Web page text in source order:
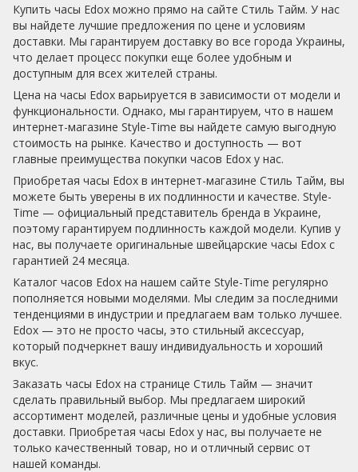
Купить часы Edox можно прямо на сайте Стиль Тайм. У нас
вы найдете лучшие предложения по цене и условиям
доставки. Мы гарантируем доставку во все города Украины,
что делает процесс покупки еще более удобным и
доступным для всех жителей страны.
Цена на часы Edox варьируется в зависимости от модели и
функциональности. Однако, мы гарантируем, что в нашем
интернет-магазине Style-Time вы найдете самую выгодную
стоимость на рынке. Качество и доступность — вот
главные преимущества покупки часов Edox у нас.
Приобретая часы Edox в интернет-магазине Стиль Тайм, вы
можете быть уверены в их подлинности и качестве. Style-
Time — официальный представитель бренда в Украине,
поэтому гарантируем подлинность каждой модели. Купив у
нас, вы получаете оригинальные швейцарские часы Edox с
гарантией 24 месяца.
Каталог часов Edox на нашем сайте Style-Time регулярно
пополняется новыми моделями. Мы следим за последними
тенденциями в индустрии и предлагаем вам только лучшее.
Edox — это не просто часы, это стильный аксессуар,
который подчеркнет вашу индивидуальность и хороший
вкус.
Заказать часы Edox на странице Стиль Тайм — значит
сделать правильный выбор. Мы предлагаем широкий
ассортимент моделей, различные цены и удобные условия
доставки. Приобретая часы Edox у нас, вы получаете не
только качественный товар, но и отличный сервис от
нашей команды.